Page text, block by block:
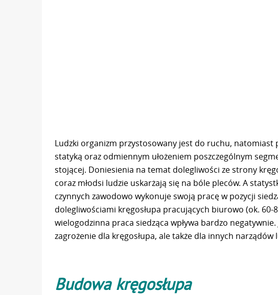
Ludzki organizm przystosowany jest do ruchu, natomiast
statyką oraz odmiennym ułożeniem poszczególnym
stojącej. Doniesienia na temat dolegliwości ze strony
coraz młodsi ludzie uskarżają się na bóle pleców. A
czynnych zawodowo wykonuje swoją pracę w pozycji
dolegliwościami kręgosłupa pracujących biurowo (ok. 60-
wielogodzinna praca siedząca wpływa bardzo
zagrożenie dla kręgosłupa, ale także dla innych
Budowa kręgosłupa